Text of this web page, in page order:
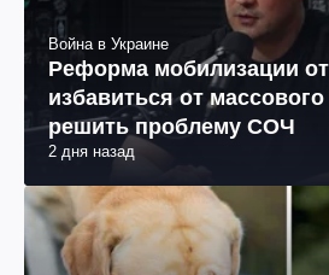
Война в Украине
Реформа мобилизации
избавиться от
решить проблему СОЧ
2 дня назад